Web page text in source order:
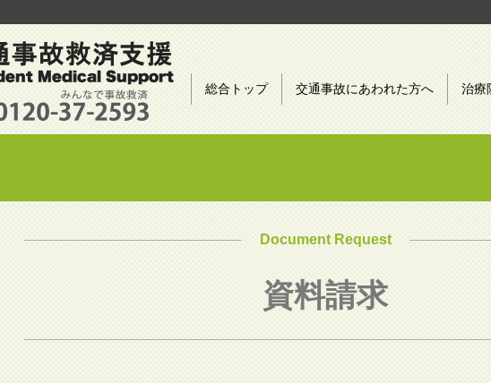
総合トップ 交通事故にあわれた方へ 治療
Document Request
資料請求